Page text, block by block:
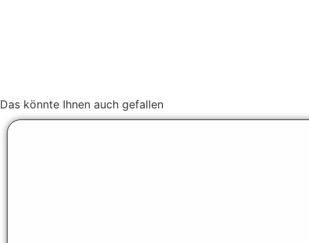
Das könnte Ihnen auch gefallen